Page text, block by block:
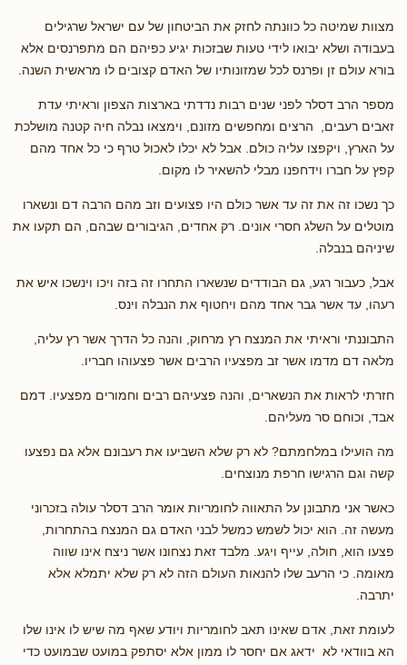
מצוות שמיטה כל כוונתה לחזק את הביטחון של עם ישראל שרגילים
בעבודה ושלא יבואו לידי טעות שבזכות יגיע כפיהם הם מתפרנסים אלא
בורא עולם זן ופרנס לכל שמזונותיו של האדם קצובים לו מראשית השנה.
מספר הרב דסלר לפני שנים רבות נדדתי בארצות הצפון וראיתי עדת
זאבים רעבים, הרצים ומחפשים מזונם, וימצאו נבלה חיה קטנה מושלכת
על הארץ, ויקפצו עליה כולם. אבל לא יכלו לאכול טרף כי כל אחד מהם
קפץ על חברו וידחפנו מבלי להשאיר לו מקום.
כך נשכו זה את זה עד אשר כולם היו פצועים וזב מהם הרבה דם ונשארו
מוטלים על השלג חסרי אונים. רק אחדים, הגיבורים שבהם, הם תקעו את
שיניהם בנבלה.
אבל, כעבור רגע, גם הבודדים שנשארו התחרו זה בזה ויכו וינשכו איש את
רעהו, עד אשר גבר אחד מהם ויחטוף את הנבלה וינס.
התבוננתי וראיתי את המנצח רץ מרחוק, והנה כל הדרך אשר רץ עליה,
מלאה דם מדמו אשר זב מפצעיו הרבים אשר פצעוהו חבריו.
חזרתי לראות את הנשארים, והנה פצעיהם רבים וחמורים מפצעיו. דמם
אבד, וכוחם סר מעליהם.
מה הועילו במלחמתם? לא רק שלא השביעו את רעבונם אלא גם נפצעו
קשה וגם הרגישו חרפת מנוצחים.
כאשר אני מתבונן על התאווה לחומריות אומר הרב דסלר עולה בזכרוני
מעשה זה. הוא יכול לשמש כמשל לבני האדם גם המנצח בהתחרות,
פצעו הוא, חולה, עייף ויגע. מלבד זאת נצחונו אשר ניצח אינו שווה
מאומה. כי הרעב שלו להנאות העולם הזה לא רק שלא יתמלא אלא
יתרבה.
לעומת זאת, אדם שאינו תאב לחומריות ויודע שאף מה שיש לו אינו שלו
הא בוודאי לא ידאג אם יחסר לו ממון אלא יסתפק במועט שבמועט כדי